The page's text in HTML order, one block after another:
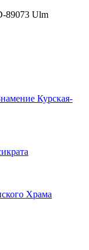
89073 Ulm
Курская-
Храма